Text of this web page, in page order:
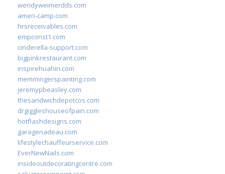
wendyweimerdds.com
ameri-camp.com
hrsreceivables.com
empconst1.com
cinderella-support.com
bigpinkrestaurant.com
inspirehuahin.com
memmingerspainting.com
jeremypbeasley.com
thesandwichdepotcos.com
drgiggleshouseofpain.com
hotflashdesigns.com
garagenadeau.com
lifestylechauffeurservice.com
EverNewNails.com
insideoutdecoratingcentre.com